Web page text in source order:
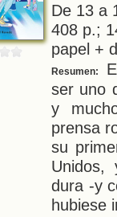
De 13 a
408 p.;
papel +
Resumen:
ser uno
y
prensa
su
Unidos,
dura -y
hubiese